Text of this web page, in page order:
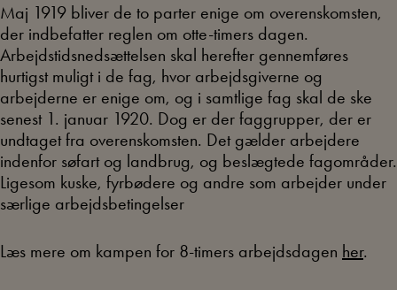
Maj 1919 bliver de to parter enige om overenskomsten,
der indbefatter reglen om otte-timers dagen.
Arbejdstidsnedsættelsen skal herefter gennemføres
hurtigst muligt i de fag, hvor arbejdsgiverne og
arbejderne er enige om, og i samtlige fag skal de ske
senest 1. januar 1920. Dog er der faggrupper, der er
undtaget fra overenskomsten. Det gælder arbejdere
indenfor søfart og landbrug, og beslægtede fagområder.
Ligesom kuske, fyrbødere og andre som arbejder under
særlige arbejdsbetingelser
Læs mere om kampen for 8-timers arbejdsdagen her.